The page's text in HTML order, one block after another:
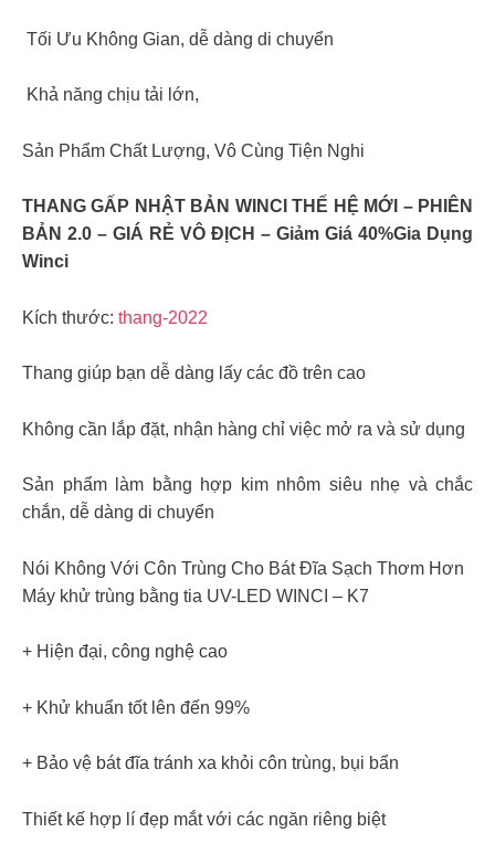
️ Tối Ưu Không Gian, dễ dàng di chuyển
️ Khả năng chịu tải lớn,
Sản Phẩm Chất Lượng, Vô Cùng Tiện Nghi
THANG GẤP NHẬT BẢN WINCI THẾ HỆ MỚI – PHIÊN
BẢN 2.0 – GIÁ RẺ VÔ ĐỊCH – Giảm Giá 40%Gia Dụng
Winci
Kích thước: thang-2022
Thang giúp bạn dễ dàng lấy các đồ trên cao
Không cần lắp đặt, nhận hàng chỉ việc mở ra và sử dụng
Sản phẩm làm bằng hợp kim nhôm siêu nhẹ và chắc
chắn, dễ dàng di chuyển
Nói Không Với Côn Trùng Cho Bát Đĩa Sạch Thơm Hơn
Máy khử trùng bằng tia UV-LED WINCI – K7
+ Hiện đại, công nghệ cao
+ Khử khuẩn tốt lên đến 99%
+ Bảo vệ bát đĩa tránh xa khỏi côn trùng, bụi bẩn
Thiết kế hợp lí đẹp mắt với các ngăn riêng biệt